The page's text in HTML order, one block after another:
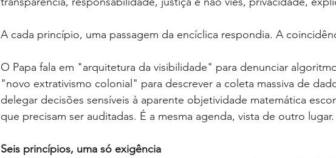
A cada princípio, uma passagem da encíclica respondia. A
O Papa fala em "arquitetura da visibilidade" para denunciar
"novo extrativismo colonial" para descrever a coleta massiva de
delegar decisões sensíveis à aparente objetividade matemática
que precisam ser auditadas. É a mesma agenda, vista de outro lugar.
Seis princípios, uma só exigência